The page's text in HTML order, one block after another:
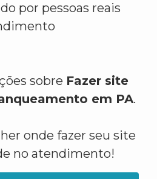
por pessoas reais
sobre Fazer site
em PA.
onde fazer seu site
no atendimento!